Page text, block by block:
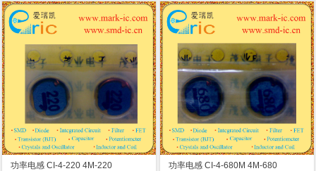
功率电感 CI-4-220 4M-220 功率电感 CI-4-680M 4M-680